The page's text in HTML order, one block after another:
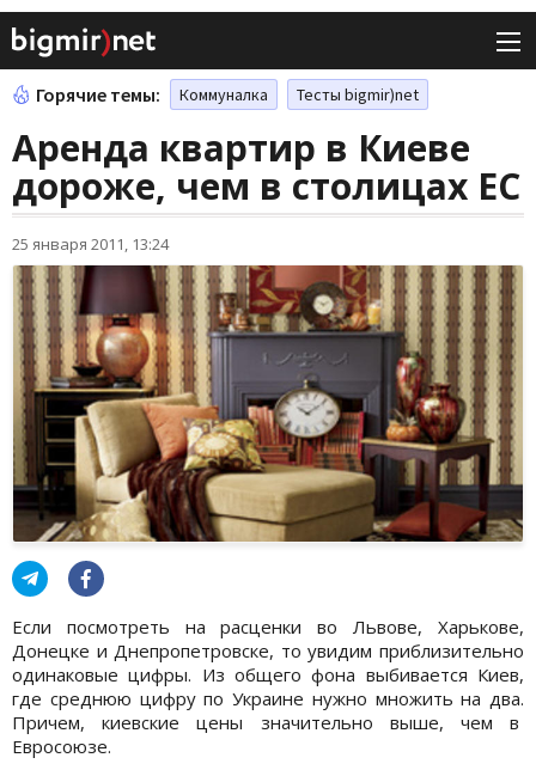
Горячие темы: Коммуналка Тесты bigmir)net
Аренда квартир в Киеве
дороже, чем в столицах ЕС
25 января 2011, 13:24
Если посмотреть на расценки во Львове, Харькове,
Донецке и Днепропетровске, то увидим приблизительно
одинаковые цифры. Из общего фона выбивается Киев,
где среднюю цифру по Украине нужно множить на два.
Причем, киевские цены значительно выше, чем в
Евросоюзе.